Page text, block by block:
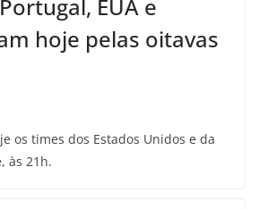
EUA e
hoje pelas oitavas
os times dos Estados Unidos e da
às 21h.